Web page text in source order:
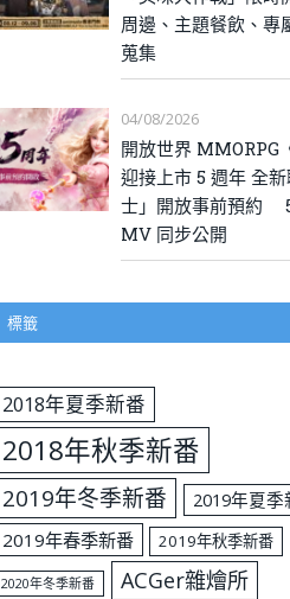
周邊、主題餐飲、專
蒐集
04/08/2026
開放世界 MMORPG
迎接上市 5 週年 全
士」開放事前預約
MV 同步公開
標籤
2018年夏季新番
2018年秋季新番
2019年冬季新番
2019年夏季
2019年春季新番
2019年秋季新番
2020年冬季新番 ACGer雜燴所